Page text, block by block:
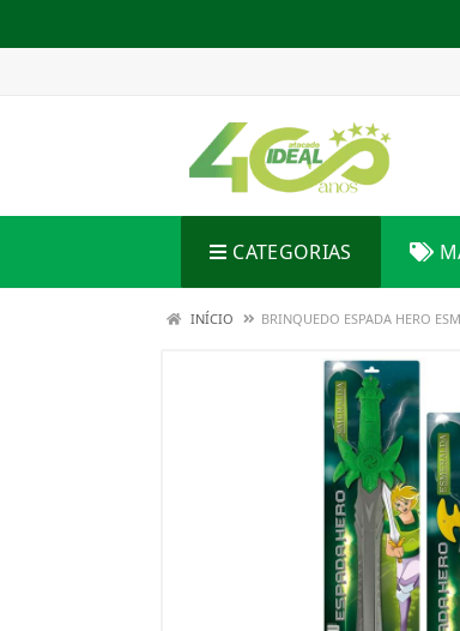
CATEGORIAS
INÍCIO BRINQUEDO ESPADA HERO